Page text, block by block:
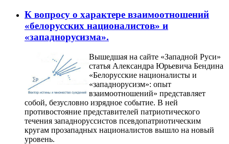
К вопросу о характере взаимоотношений
«белорусских националистов» и
«западнорусизма».
Вышедшая на сайте «Западной Руси»
статья Александра Юрьевича Бендина
«Белорусские националисты и
«западнорусизм»: опыт
взаимоотношений» представляет
собой, безусловно изрядное событие. В ней
противостояние представителей патриотического
течения западноруссистов псевдопатриотическим
кругам прозападных националистов вышло на новый
уровень.